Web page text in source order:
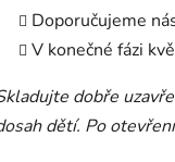
Doporučujeme
V konečné fázi
dobře
dětí. Po